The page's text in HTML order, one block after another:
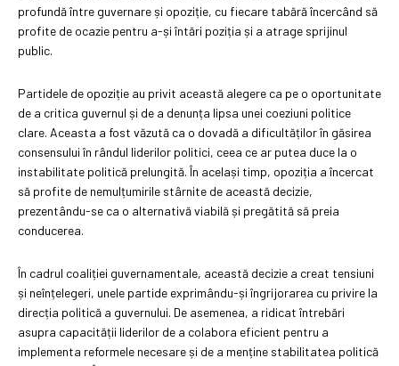
profundă între guvernare și opoziție, cu fiecare tabără încercând să
profite de ocazie pentru a-și întări poziția și a atrage sprijinul
public.
Partidele de opoziție au privit această alegere ca pe o oportunitate
de a critica guvernul și de a denunța lipsa unei coeziuni politice
clare. Aceasta a fost văzută ca o dovadă a dificultăților în găsirea
consensului în rândul liderilor politici, ceea ce ar putea duce la o
instabilitate politică prelungită. În același timp, opoziția a încercat
să profite de nemulțumirile stârnite de această decizie,
prezentându-se ca o alternativă viabilă și pregătită să preia
conducerea.
În cadrul coaliției guvernamentale, această decizie a creat tensiuni
și neînțelegeri, unele partide exprimându-și îngrijorarea cu privire la
direcția politică a guvernului. De asemenea, a ridicat întrebări
asupra capacității liderilor de a colabora eficient pentru a
implementa reformele necesare și de a menține stabilitatea politică